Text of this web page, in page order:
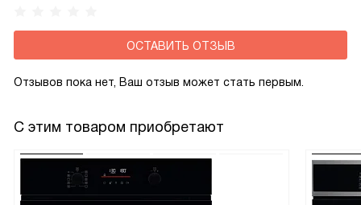
ОСТАВИТЬ ОТЗЫВ
Отзывов пока нет, Ваш отзыв может стать первым.
С этим товаром приобретают